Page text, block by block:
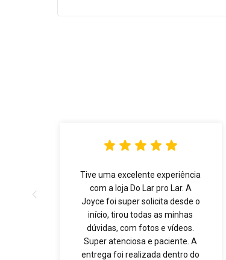
Tive uma excelente experiência
com a loja Do Lar pro Lar. A
Joyce foi super solicita desde o
início, tirou todas as minhas
dúvidas, com fotos e vídeos.
Super atenciosa e paciente. A
entrega foi realizada dentro do